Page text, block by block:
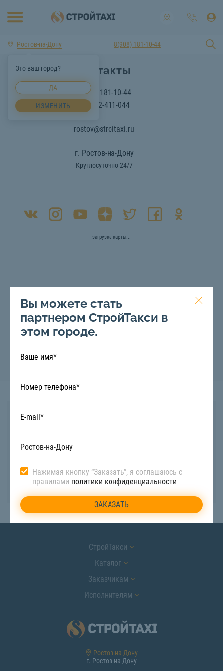
Ростов-на-Дону
Это ваш город?
ДА
ИЗМЕНИТЬ
8(908) 181-10-44
Контакты
8(908) 181-10-44
8-863-2-411-044
rostov@stroitaxi.ru
г. Ростов-на-Дону
Круглосуточно 24/7
загрузка карты...
Диспетчер
техники.
+7-908-181-10-44
СтройТакси
Каталог
Заказчикам
Исполнителям
Ростов-на-Дону
г. Ростов-на-Дону
Вы можете стать
партнером СтройТакси в
этом городе.
Нажимая кнопку “Заказать”, я соглашаюсь с
правилами политики конфиденциальности